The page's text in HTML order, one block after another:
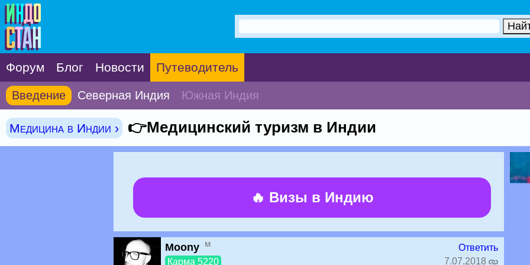
Форум Блог Новости Путеводитель
Введение Северная Индия Южная Индия
Медицина в Индии › 👉Медицинский туризм в Индии
🔥 Визы в Индию
Moony м
Карма 5220
Ответить
7.07.2018